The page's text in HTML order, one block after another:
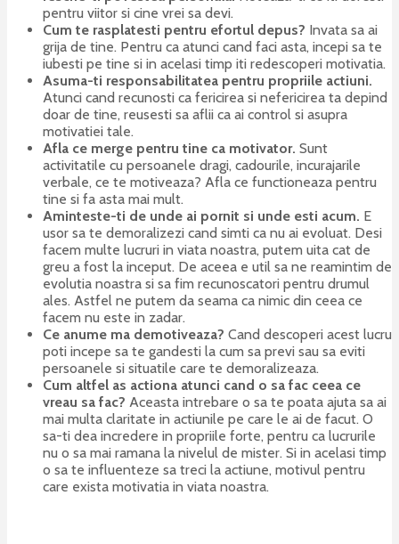
pentru viitor si cine vrei sa devi.
Cum te rasplatesti pentru efortul depus? Invata sa ai
grija de tine. Pentru ca atunci cand faci asta, incepi sa te
iubesti pe tine si in acelasi timp iti redescoperi motivatia.
Asuma-ti responsabilitatea pentru propriile actiuni.
Atunci cand recunosti ca fericirea si nefericirea ta depind
doar de tine, reusesti sa aflii ca ai control si asupra
motivatiei tale.
Afla ce merge pentru tine ca motivator. Sunt
activitatile cu persoanele dragi, cadourile, incurajarile
verbale, ce te motiveaza? Afla ce functioneaza pentru
tine si fa asta mai mult.
Aminteste-ti de unde ai pornit si unde esti acum. E
usor sa te demoralizezi cand simti ca nu ai evoluat. Desi
facem multe lucruri in viata noastra, putem uita cat de
greu a fost la inceput. De aceea e util sa ne reamintim de
evolutia noastra si sa fim recunoscatori pentru drumul
ales. Astfel ne putem da seama ca nimic din ceea ce
facem nu este in zadar.
Ce anume ma demotiveaza? Cand descoperi acest lucru
poti incepe sa te gandesti la cum sa previ sau sa eviti
persoanele si situatile care te demoralizeaza.
Cum altfel as actiona atunci cand o sa fac ceea ce
vreau sa fac? Aceasta intrebare o sa te poata ajuta sa ai
mai multa claritate in actiunile pe care le ai de facut. O
sa-ti dea incredere in propriile forte, pentru ca lucrurile
nu o sa mai ramana la nivelul de mister. Si in acelasi timp
o sa te influenteze sa treci la actiune, motivul pentru
care exista motivatia in viata noastra.